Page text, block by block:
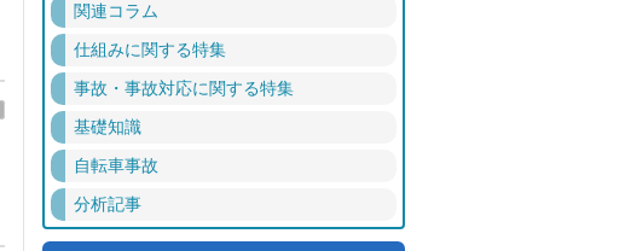
関連コラム
仕組みに関する特集
事故・事故対応に関する特集
基礎知識
自転車事故
分析記事